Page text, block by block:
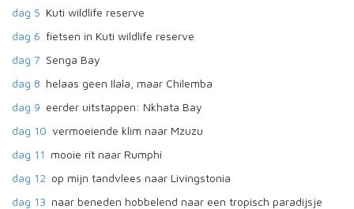
dag 5 Kuti wildlife reserve
dag 6 fietsen in Kuti wildlife reserve
dag 7 Senga Bay
dag 8 helaas geen Ilala, maar Chilemba
dag 9 eerder uitstappen: Nkhata Bay
dag 10 vermoeiende klim naar Mzuzu
dag 11 mooie rit naar Rumphi
dag 12 op mijn tandvlees naar Livingstonia
dag 13 naar beneden hobbelend naar een tropisch paradijsje